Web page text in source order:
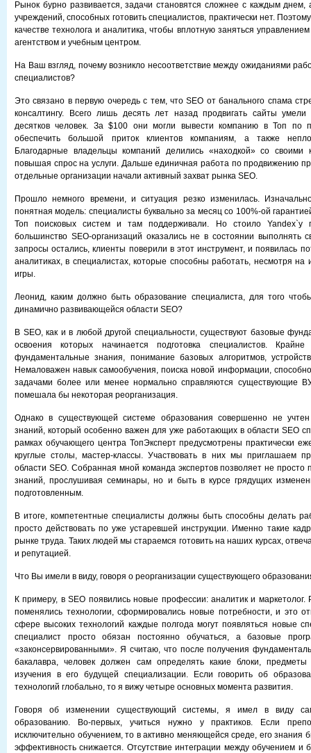
Рынок бурно развивается, задачи становятся сложнее с каждым днем,
учреждений, способных готовить специалистов, практически нет.
качестве технолога и аналитика, чтобы вплотную заняться
агентством и учебным центром.
На Ваш взгляд, почему возникло несоответствие между ожиданиями
специалистов?
Это связано в первую очередь с тем, что SEO от банального спама
консалтингу. Всего лишь десять лет назад продвигать сайты умели
десятков человек. За $100 они могли вывести компанию в Топ по
обеспечить большой приток клиентов компаниям, а также
Благодарные владельцы компаний делились «находкой» со своими
повышая спрос на услуги. Дальше единичная работа по продвижению
отдельные организации начали активный захват рынка SEO.
Прошло немного времени, и ситуация резко изменилась.
понятная модель: специалисты буквально за месяц со 100%-ой
Топ поисковых систем и там поддерживали. Но стоило Yandex`у
большинство SEO-организаций оказались не в состоянии выполнять
запросы остались, клиенты поверили в этот инструмент, и появилась
аналитиках, в специалистах, которые способны работать, несмотря на
игры.
Леонид, каким должно быть образование специалиста, для того
динамично развивающейся области SEO?
В SEO, как и в любой другой специальности, существуют базовые
освоения которых начинается подготовка специалистов.
фундаментальные знания, понимание базовых алгоритмов,
Немаловажен навык самообучения, поиска новой информации,
задачами более или менее нормально справляются существующие
помешала бы некоторая реорганизация.
Однако в существующей системе образования совершенно не учтен
знаний, который особенно важен для уже работающих в области SEO
рамках обучающего центра ТопЭксперт предусмотрены практически
круглые столы, мастер-классы. Участвовать в них мы приглашаем
области SEO. Собранная мной команда экспертов позволяет не просто
знаний, прослушивая семинары, но и быть в курсе грядущих
подготовленным.
В итоге, компетентные специалисты должны быть способны делать
просто действовать по уже устаревшей инструкции. Именно такие
рынке труда. Таких людей мы стараемся готовить на наших курсах,
и репутацией.
Что Вы имели в виду, говоря о реорганизации существующего
К примеру, в SEO появились новые профессии: аналитик и
поменялись технологии, сформировались новые потребности, и это
сфере высоких технологий каждые полгода могут появляться новые
специалист просто обязан постоянно обучаться, а базовые
«законсервированными». Я считаю, что после получения
бакалавра, человек должен сам определять какие блоки,
изучения в его будущей специализации. Если говорить об
технологий глобально, то я вижу четыре основных момента развития.
Говоря об изменении существующий системы, я имел в виду
образованию. Во-первых, учиться нужно у практиков. Если
исключительно обучением, то в активно меняющейся среде, его знания
эффективность снижается. Отсутствие интеграции между обучением и